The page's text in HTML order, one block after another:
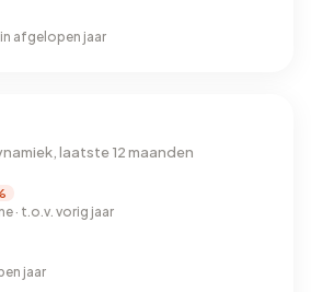
afgelopen jaar
laatste 12 maanden
· t.o.v. vorig jaar
jaar